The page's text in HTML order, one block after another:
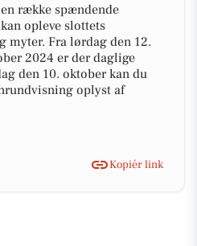
række spændende
opleve slottets
myter. Fra lørdag den 12.
2024 er der daglige
den 10. oktober kan du
oplyst af
Kopiér link